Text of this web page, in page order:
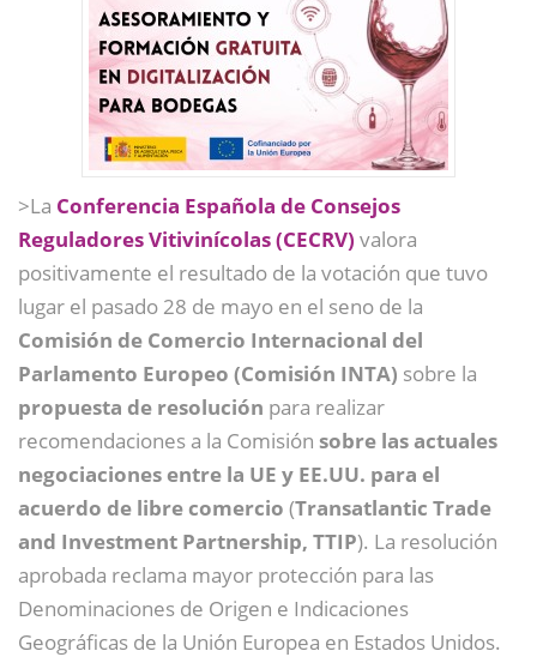
>La Conferencia Española de Consejos
Reguladores Vitivinícolas (CECRV) valora
positivamente el resultado de la votación que tuvo
lugar el pasado 28 de mayo en el seno de la
Comisión de Comercio Internacional del
Parlamento Europeo (Comisión INTA) sobre la
propuesta de resolución para realizar
recomendaciones a la Comisión sobre las actuales
negociaciones entre la UE y EE.UU. para el
acuerdo de libre comercio (Transatlantic Trade
and Investment Partnership, TTIP). La resolución
aprobada reclama mayor protección para las
Denominaciones de Origen e Indicaciones
Geográficas de la Unión Europea en Estados Unidos.